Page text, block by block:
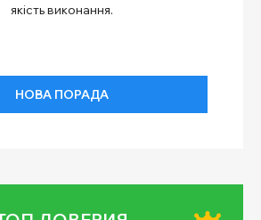
якість виконання.
НОВА ПОРАДА